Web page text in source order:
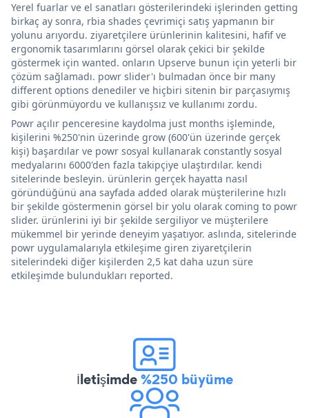
Yerel fuarlar ve el sanatları gösterilerindeki işlerinden getting
birkaç ay sonra, rbia shades çevrimiçi satış yapmanın bir
yolunu arıyordu. ziyaretçilere ürünlerinin kalitesini, hafif ve
ergonomik tasarımlarını görsel olarak çekici bir şekilde
göstermek için wanted. onların Upserve bunun için yeterli bir
çözüm sağlamadı. powr slider'ı bulmadan önce bir many
different options denediler ve hiçbiri sitenin bir parçasıymış
gibi görünmüyordu ve kullanışsız ve kullanımı zordu.
Powr açılır penceresine kaydolma just months işleminde,
kişilerini %250'nin üzerinde grow (600'ün üzerinde gerçek
kişi) başardılar ve powr sosyal kullanarak constantly sosyal
medyalarını 6000'den fazla takipçiye ulaştırdılar. kendi
sitelerinde besleyin. ürünlerin gerçek hayatta nasıl
göründüğünü ana sayfada added olarak müşterilerine hızlı
bir şekilde göstermenin görsel bir yolu olarak coming to powr
slider. ürünlerini iyi bir şekilde sergiliyor ve müşterilere
mükemmel bir yerinde deneyim yaşatıyor. aslında, sitelerinde
powr uygulamalarıyla etkileşime giren ziyaretçilerin
sitelerindeki diğer kişilerden 2,5 kat daha uzun süre
etkileşimde bulundukları reported.
İletişimde%250 büyüme